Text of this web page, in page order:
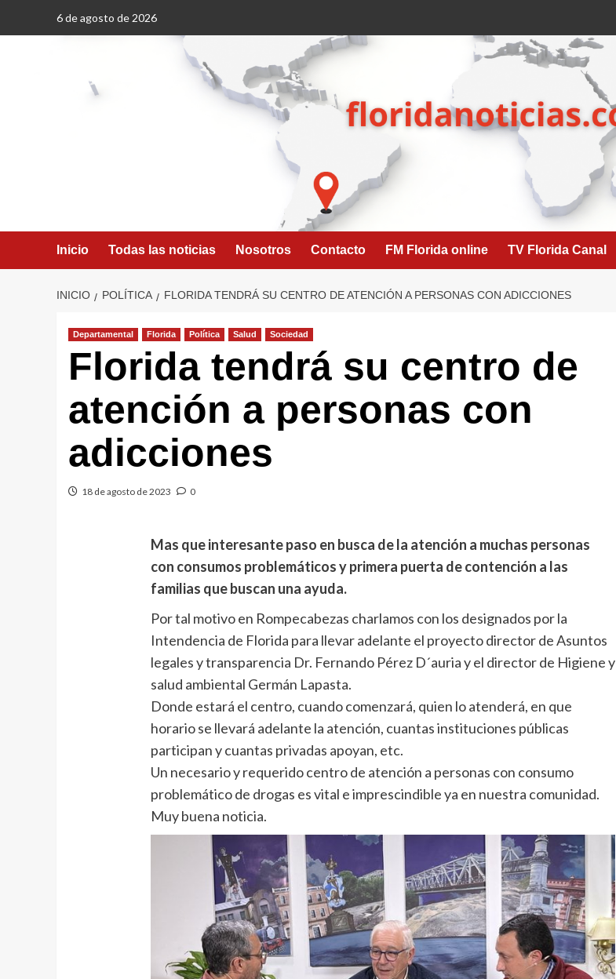
6 de agosto de 2026
Inicio Todas las noticias Nosotros Contacto FM Florida online TV Florida Canal
INICIO POLÍTICA FLORIDA TENDRÁ SU CENTRO DE ATENCIÓN A PERSONAS CON ADICCIONES
Departamental Florida Política Salud Sociedad
Florida tendrá su centro de
atención a personas con
adicciones
18 de agosto de 2023 0
Mas que interesante paso en busca de la atención a muchas personas
con consumos problemáticos y primera puerta de contención a las
familias que buscan una ayuda.
Por tal motivo en Rompecabezas charlamos con los designados por la
Intendencia de Florida para llevar adelante el proyecto director de Asuntos
legales y transparencia Dr. Fernando Pérez D´auria y el director de Higiene y
salud ambiental Germán Lapasta.
Donde estará el centro, cuando comenzará, quien lo atenderá, en que
horario se llevará adelante la atención, cuantas instituciones públicas
participan y cuantas privadas apoyan, etc.
Un necesario y requerido centro de atención a personas con consumo
problemático de drogas es vital e imprescindible ya en nuestra comunidad.
Muy buena noticia.